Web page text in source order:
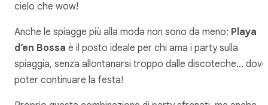
cielo che wow!
Anche le spiagge più alla moda non sono da meno: Playa
d’en Bossa è il posto ideale per chi ama i party sulla
spiaggia, senza allontanarsi troppo dalle discoteche… dove
poter continuare la festa!